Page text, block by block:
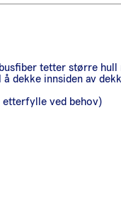
tetter større hull
dekke innsiden av
etterfylle ved behov)